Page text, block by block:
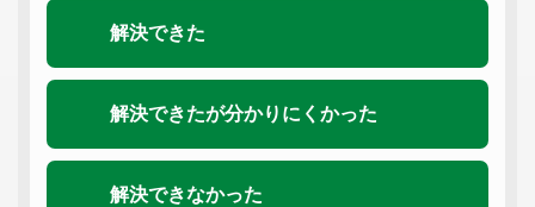
解決できた
解決できたが分かりにくかった
解決できなかった